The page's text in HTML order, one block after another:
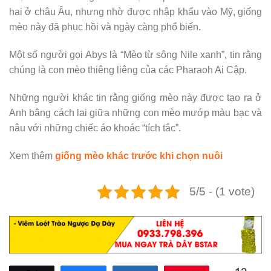
hai ở châu Âu, nhưng nhờ được nhập khẩu vào Mỹ, giống
mèo này đã phục hồi và ngày càng phổ biến.
Một số người gọi Abys là “Mèo từ sông Nile xanh”, tin rằng
chúng là con mèo thiêng liêng của các Pharaoh Ai Cập.
Những người khác tin rằng giống mèo này được tạo ra ở
Anh bằng cách lai giữa những con mèo mướp màu bạc và
nâu với những chiếc áo khoác “tích tắc”.
Xem thêm giống mèo khác trước khi chọn nuôi
5/5 - (1 vote)